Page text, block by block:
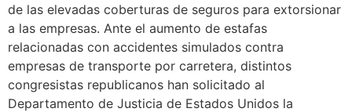
de las elevadas coberturas de seguros para extorsionar
a las empresas. Ante el aumento de estafas
relacionadas con accidentes simulados contra
empresas de transporte por carretera, distintos
congresistas republicanos han solicitado al
Departamento de Justicia de Estados Unidos la